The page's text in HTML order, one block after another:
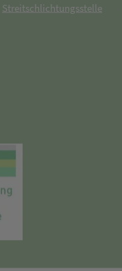
Streitschlichtungsstelle